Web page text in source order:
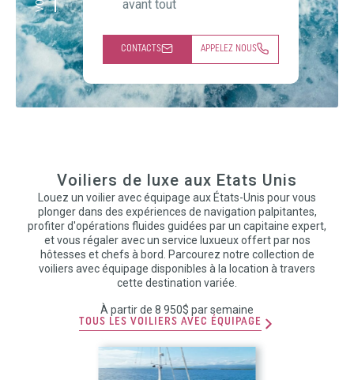
avant tout
CONTACTS APPELEZ NOUS
Voiliers de luxe aux Etats Unis
Louez un voilier avec équipage aux États-Unis pour vous
plonger dans des expériences de navigation palpitantes,
profiter d'opérations fluides guidées par un capitaine expert,
et vous régaler avec un service luxueux offert par nos
hôtesses et chefs à bord. Parcourez notre collection de
voiliers avec équipage disponibles à la location à travers
cette destination variée.
À partir de 8 950$ par semaine
TOUS LES VOILIERS AVEC ÉQUIPAGE